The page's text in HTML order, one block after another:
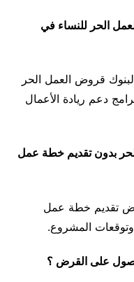
الحر للنساء في
قروض العمل الحر
دعم ريادة الأعمال
بدون تقديم خطة عمل
تقديم خطة عمل
المشروع.
على القرض ؟